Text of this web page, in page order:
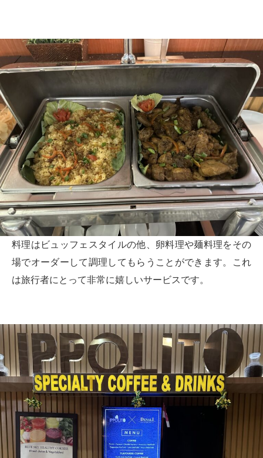
料理はビュッフェスタイルの他、卵料理や麺料理をその
場でオーダーして調理してもらうことができます。これ
は旅行者にとって非常に嬉しいサービスです。